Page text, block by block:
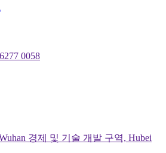
0058
경제 및 기술 개발 구역, Hubei